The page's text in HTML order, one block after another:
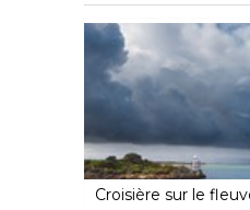
aussi vite que possible.
Croisière sur le